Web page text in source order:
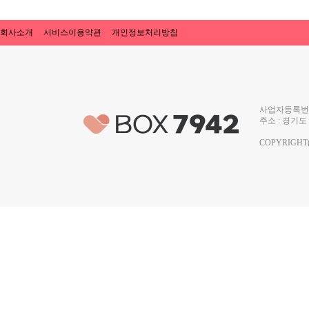
회사소개 서비스이용약관 개인정보처리방침
사업자등록
주소 : 경기